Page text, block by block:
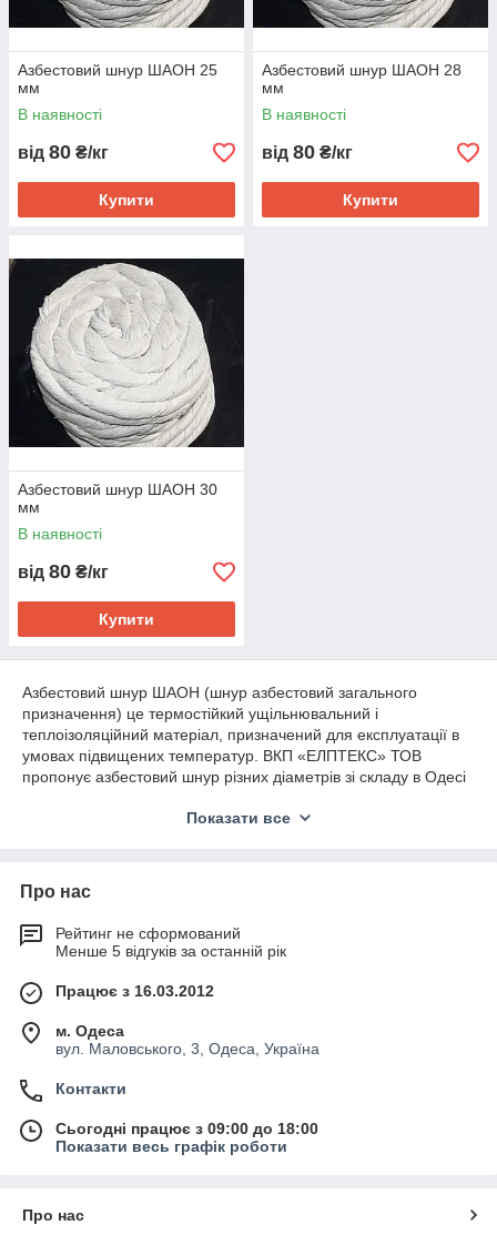
Азбестовий шнур ШАОН 25
мм
В наявності
від 80 ₴/кг
Купити
Азбестовий шнур ШАОН 28
мм
В наявності
від 80 ₴/кг
Купити
Азбестовий шнур ШАОН 30
мм
В наявності
від 80 ₴/кг
Купити
Азбестовий шнур ШАОН (шнур азбестовий загального
призначення) це термостійкий ущільнювальний і
теплоізоляційний матеріал, призначений для експлуатації в
умовах підвищених температур. ВКП «ЕЛПТЕКС» ТОВ
пропонує азбестовий шнур різних діаметрів зі складу в Одесі
ШАОН для промислового та побутового застосування.
комунальному господарстві. Шнуровий азбест застосовується
обладнання та герметизації різних вузлів і агрегатів.
Шнур азбестовий ШАОН виготовляється з волокон
хризотилового азбесту з додаванням бавовняних і віскозних
ниток. Матеріал має високу термостійкість, низьку
теплопровідність і тривалий термін експлуатації, що дає
змогу використовувати його в складних умовах експлуатації.
Азбестовий шнур для котла застосовується для герметизації
дверцят, люків, фланцевих з'єднань і теплоізоляції
обладнання. Асбестовий шнур для печей і димоходів
використовується під час монтажу та ремонту опалювальних
Азбестова нитка й азбошнур ШАОН потрібні під час
Показати все
Про нас
Рейтинг не сформований
Менше 5 відгуків за останній рік
Працює з 16.03.2012
м. Одеса
вул. Маловського, 3, Одеса, Україна
Контакти
Сьогодні працює з 09:00 до 18:00
Показати весь графік роботи
Про нас